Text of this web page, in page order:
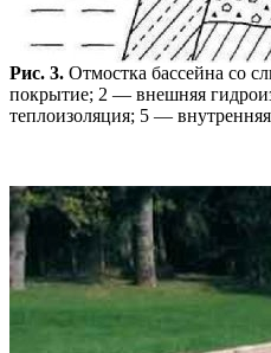
Рис. 3. Отмостка бассейна со
покрытие; 2 — внешняя
теплоизоляция; 5 —